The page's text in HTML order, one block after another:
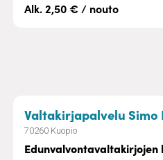
Alk. 2,50 € / nouto
Valtakirjapalvelu Simo
70260 Kuopio
Edunvalvontavaltakirjojen